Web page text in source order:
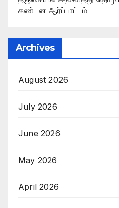
கண்டன ஆர்ப்பாட்டம்
Archives
August 2026
July 2026
June 2026
May 2026
April 2026